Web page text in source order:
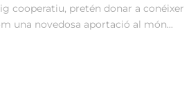
cooperatiu, pretén donar a conéixer
una novedosa aportació al món...